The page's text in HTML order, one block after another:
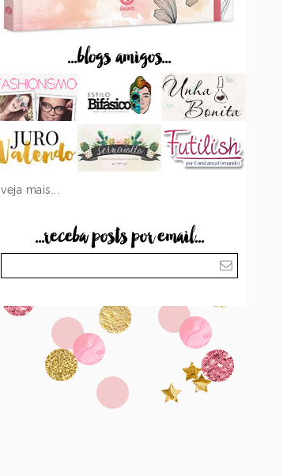
...blogs amigos...
veja mais...
...receba posts por email...